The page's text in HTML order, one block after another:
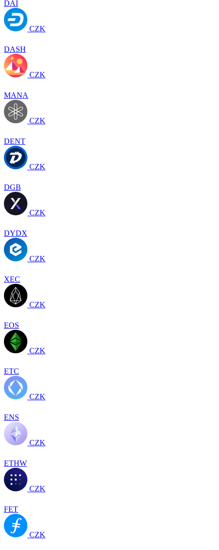
DAI
CZK
DASH
CZK
MANA
CZK
DENT
CZK
DGB
CZK
DYDX
CZK
XEC
CZK
EOS
CZK
ETC
CZK
ENS
CZK
ETHW
CZK
FET
CZK